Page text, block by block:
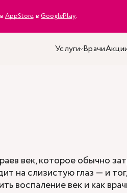
AppStore, в GooglePlay.
Услуги Врачи
век, которое обычно
на слизистую глаз — и
воспаление век и как